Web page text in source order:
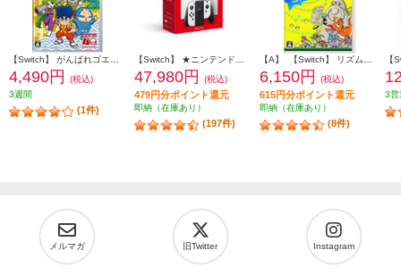
4,490円
(税込)
3週間
(1件)
47,980円 (税込)
479円分ポイント還元
即納（在庫あり）
(197件)
6,150円 (税込)
615円分ポイント還元
即納（在庫あり）
(8件)
3営
メルマガ 旧Twitter Instagram